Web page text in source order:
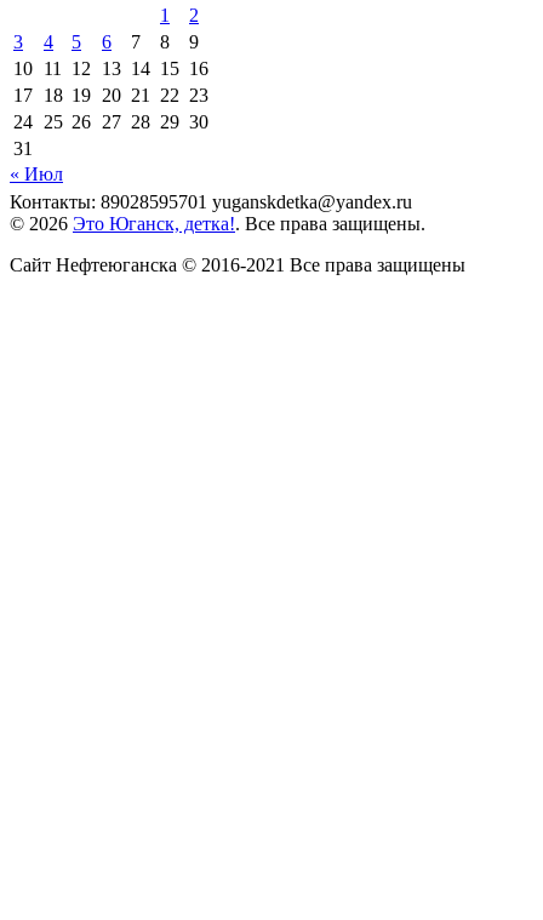
1
2
3
4 5 6 7 8
9
10 11 12 13 14 15 16
17 18 19 20 21 22 23
24 25 26 27 28 29 30
31
« Июл
Контакты: 89028595701 yuganskdetka@yandex.ru
© 2026 Это Юганск, детка!. Все права защищены.
Сайт Нефтеюганска © 2016-2021 Все права защищены